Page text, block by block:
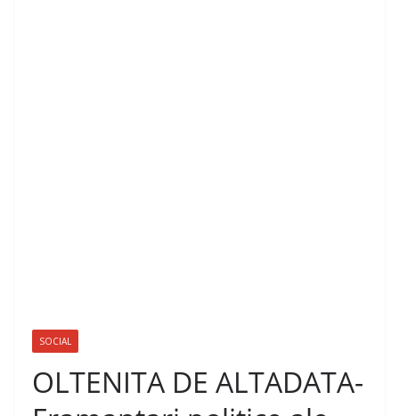
SOCIAL
OLTENITA DE ALTADATA-